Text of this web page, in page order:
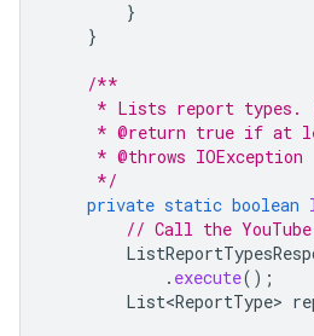
}
}
/**
* Lists report types.
* @return true if at
     * @throws IOException
     */
private static boolean
// Call the
. execute();
List<ReportType>